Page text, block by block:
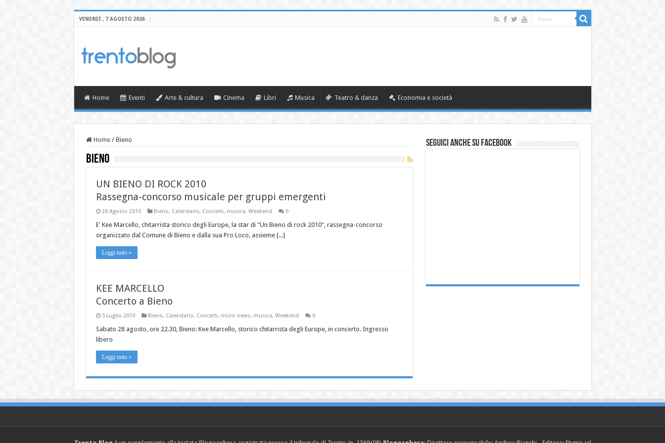
VENERDÌ , 7 AGOSTO 2026
Home Eventi Arte & cultura Cinema Libri Musica Teatro & danza Economia e società
Home / Bieno
Bieno
UN BIENO DI ROCK 2010
Rassegna-concorso musicale per gruppi emergenti
26 Agosto 2010 Bieno, Calendario, Concerti, musica, Weekend 0
E' Kee Marcello, chitarrista storico degli Europe, la star di "Un Bieno di rock 2010", rassegna-concorso
organizzato dal Comune di Bieno e dalla sua Pro Loco, assieme [...]
Leggi tutto »
KEE MARCELLO
Concerto a Bieno
5 Luglio 2010 Bieno, Calendario, Concerti, micro news, musica, Weekend 0
Sabato 28 agosto, ore 22.30, Bieno: Kee Marcello, storico chitarrista degli Europe, in concerto. Ingresso
libero
Leggi tutto »
Seguici anche su Facebook